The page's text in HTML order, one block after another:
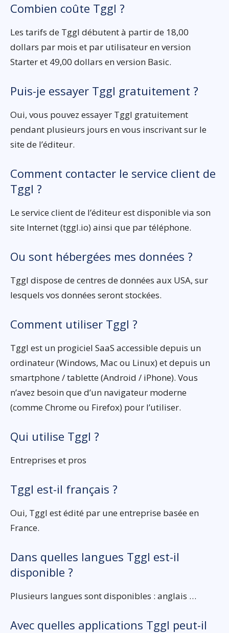
Combien coûte Tggl ?
Les tarifs de Tggl débutent à partir de 18,00
dollars par mois et par utilisateur en version
Starter et 49,00 dollars en version Basic.
Puis-je essayer Tggl gratuitement ?
Oui, vous pouvez essayer Tggl gratuitement
pendant plusieurs jours en vous inscrivant sur le
site de l’éditeur.
Comment contacter le service client de
Tggl ?
Le service client de l’éditeur est disponible via son
site Internet (tggl.io) ainsi que par téléphone.
Ou sont hébergées mes données ?
Tggl dispose de centres de données aux USA, sur
lesquels vos données seront stockées.
Comment utiliser Tggl ?
Tggl est un progiciel SaaS accessible depuis un
ordinateur (Windows, Mac ou Linux) et depuis un
smartphone / tablette (Android / iPhone). Vous
n’avez besoin que d’un navigateur moderne
(comme Chrome ou Firefox) pour l’utiliser.
Qui utilise Tggl ?
Entreprises et pros
Tggl est-il français ?
Oui, Tggl est édité par une entreprise basée en
France.
Dans quelles langues Tggl est-il
disponible ?
Plusieurs langues sont disponibles : anglais …
Avec quelles applications Tggl peut-il